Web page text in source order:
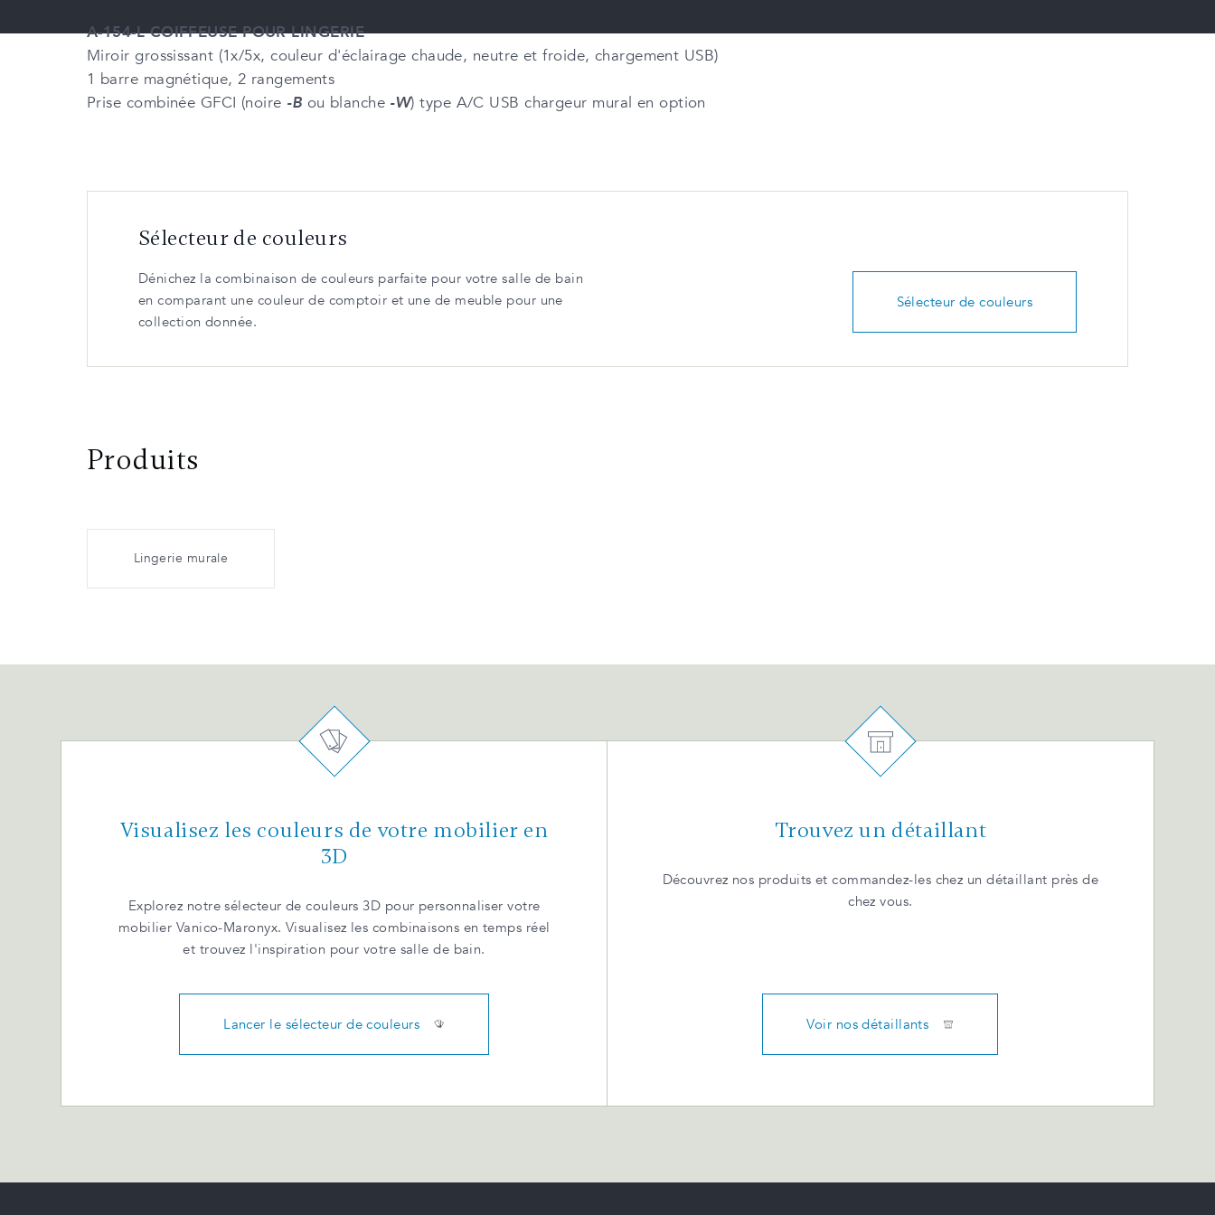
A-154-L COIFFEUSE POUR LINGERIE
Miroir grossissant (1x/5x, couleur d'éclairage chaude, neutre et froide, chargement USB)
1 barre magnétique, 2 rangements
Prise combinée GFCI (noire -B ou blanche -W) type A/C USB chargeur mural en option
Sélecteur de couleurs
Dénichez la combinaison de couleurs parfaite pour votre salle de bain
en comparant une couleur de comptoir et une de meuble pour une
collection donnée.
Sélecteur de couleurs
Produits
Lingerie murale
Visualisez les couleurs de votre mobilier en
3D
Explorez notre sélecteur de couleurs 3D pour personnaliser votre
mobilier Vanico-Maronyx. Visualisez les combinaisons en temps réel
et trouvez l'inspiration pour votre salle de bain.
Lancer le sélecteur de couleurs
Trouvez un détaillant
Découvrez nos produits et commandez-les chez un détaillant près de
chez vous.
Voir nos détaillants